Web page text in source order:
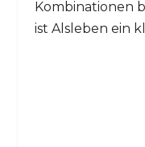
Kombinationen
ist Alsleben ein